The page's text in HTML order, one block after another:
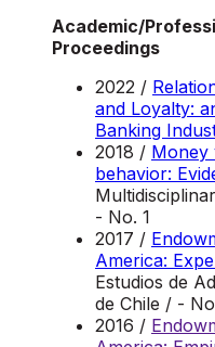
Academic/
Proceedings
2022 /
and Loyalty:
Banking
2018 / Money
behavior:
- No. 1
2017 /
America:
Estudios de
de Chile / -
2016 /